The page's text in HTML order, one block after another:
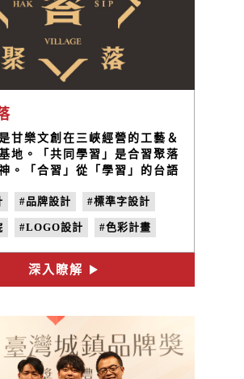
甘樂文創在三峽經營的工藝＆
地。「共同學習」是合習聚落
。「合習」從「學習」的台語
資源，讓工藝職人、良食店
校和企業夥伴彼此合作，建構
持系統，發展社區產業和培育
職能。
#品牌設計 #標準字設計
#LOGO設計 #色彩計畫
深入瞭解